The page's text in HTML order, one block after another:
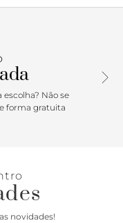
a virar sua
com essa prática
(LAC): 9x14x22
Não se
forma gratuita
novidades!